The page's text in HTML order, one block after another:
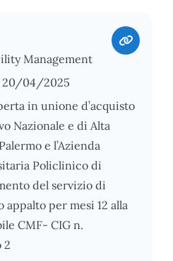
Management
20/04/2025
in unione d’acquisto
Nazionale e di Alta
e l’Azienda
Policlinico di
del servizio di
appalto per mesi 12 alla
CMF- CIG n.
2